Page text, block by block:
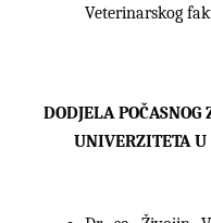
Veterinarskog
DODJELA POČASNOG
UNIVERZITETA U